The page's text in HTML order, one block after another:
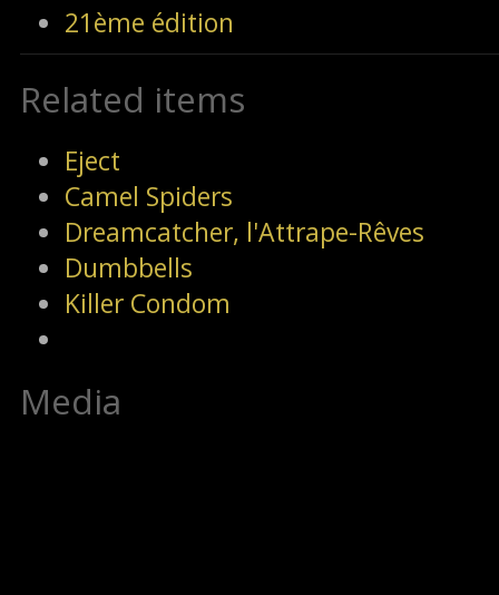
21ème édition
Related items
Eject
Camel Spiders
Dreamcatcher, l'Attrape-Rêves
Dumbbells
Killer Condom
Media